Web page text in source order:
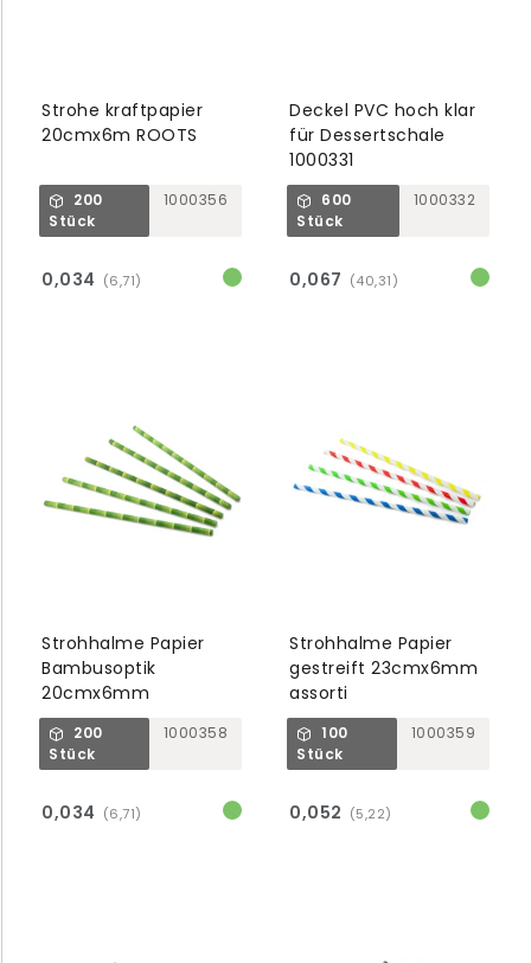
Strohe kraftpapier
20cmx6m ROOTS
200
Stück
1000356
0,034 (6,71)
Deckel PVC hoch klar
für Dessertschale
1000331
600
Stück
1000332
0,067 (40,31)
Strohhalme Papier
Bambusoptik
20cmx6mm
200
Stück
1000358
0,034 (6,71)
Strohhalme Papier
gestreift 23cmx6mm
assorti
100
Stück
1000359
0,052 (5,22)